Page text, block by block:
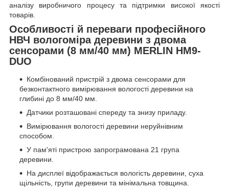
аналізу виробничого процесу та підтримки високої якості
товарів.
Особливості й переваги професійного
НВЧ вологоміра деревини з двома
сенсорами (8 мм/40 мм) MERLIN HM9-
DUO
Комбінований пристрій з двома сенсорами для
безконтактного вимірювання вологості деревини на
глибині до 8 мм/40 мм.
Датчики розташовані спереду та знизу приладу.
Вимірювання вологості деревини неруйнівним
способом.
У пам'яті пристрою запрограмована 21 група
деревини.
На дисплеї відображається вологість деревини, суха
щільність, групи деревини та мінімальна товщина.